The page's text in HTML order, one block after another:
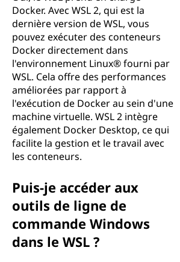
Docker. Avec WSL 2, qui est la
dernière version de WSL, vous
pouvez exécuter des conteneurs
Docker directement dans
l'environnement Linux® fourni par
WSL. Cela offre des performances
améliorées par rapport à
l'exécution de Docker au sein d'une
machine virtuelle. WSL 2 intègre
également Docker Desktop, ce qui
facilite la gestion et le travail avec
les conteneurs.
Puis-je accéder aux
outils de ligne de
commande Windows
dans le WSL ?